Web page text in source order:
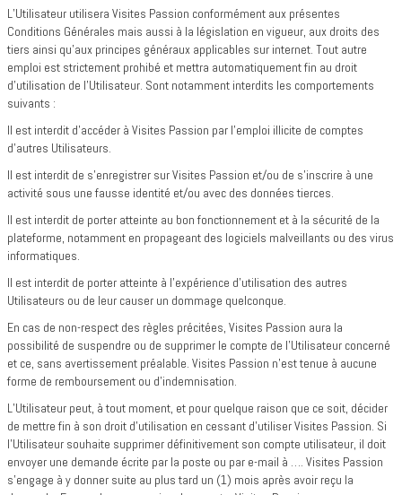
L’Utilisateur utilisera Visites Passion conformément aux présentes
Conditions Générales mais aussi à la législation en vigueur, aux droits des
tiers ainsi qu’aux principes généraux applicables sur internet. Tout autre
emploi est strictement prohibé et mettra automatiquement fin au droit
d'utilisation de l’Utilisateur. Sont notamment interdits les comportements
suivants :
Il est interdit d'accéder à Visites Passion par l'emploi illicite de comptes
d'autres Utilisateurs.
Il est interdit de s'enregistrer sur Visites Passion et/ou de s’inscrire à une
activité sous une fausse identité et/ou avec des données tierces.
Il est interdit de porter atteinte au bon fonctionnement et à la sécurité de la
plateforme, notamment en propageant des logiciels malveillants ou des virus
informatiques.
Il est interdit de porter atteinte à l’expérience d’utilisation des autres
Utilisateurs ou de leur causer un dommage quelconque.
En cas de non-respect des règles précitées, Visites Passion aura la
possibilité de suspendre ou de supprimer le compte de l’Utilisateur concerné
et ce, sans avertissement préalable. Visites Passion n’est tenue à aucune
forme de remboursement ou d’indemnisation.
L’Utilisateur peut, à tout moment, et pour quelque raison que ce soit, décider
de mettre fin à son droit d’utilisation en cessant d’utiliser Visites Passion. Si
l’Utilisateur souhaite supprimer définitivement son compte utilisateur, il doit
envoyer une demande écrite par la poste ou par e-mail à …. Visites Passion
s’engage à y donner suite au plus tard un (1) mois après avoir reçu la